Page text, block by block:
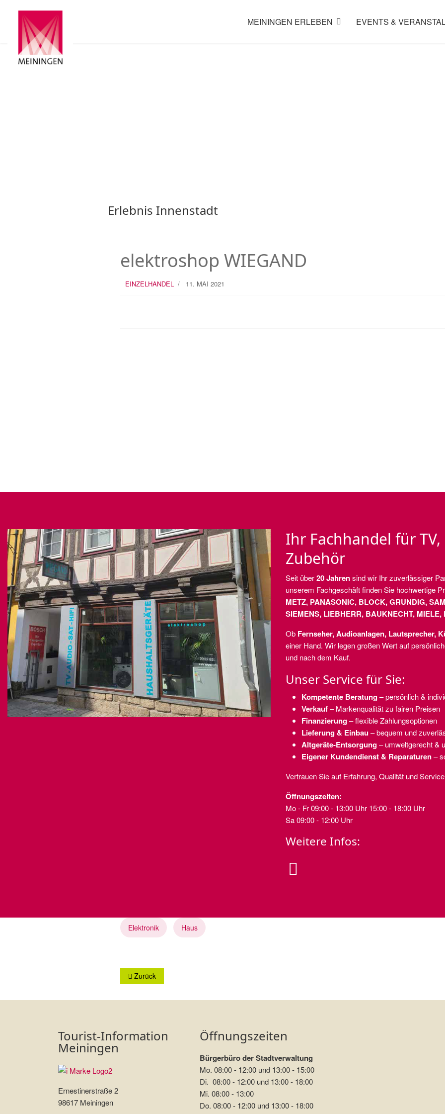
MEININGEN ERLEBEN EVENTS &
Erlebnis Innenstadt
elektroshop WIEGAND
EINZELHANDEL 11. MAI 2021
Ihr Fachhandel für
Zubehör
Seit über20 Jahrensind wir Ihr zuverlässiger
unserem Fachgeschäft finden Sie hochwertige
METZ, PANASONIC, BLOCK, GRUNDIG,
SIEMENS, LIEBHERR, BAUKNECHT, MIELE,
Ob Fernseher, Audioanlagen, Lautsprecher,
einer Hand. Wir legen großen Wert auf
und nach dem Kauf.
Unser Service für Sie:
Kompetente Beratung– persönlich &
Verkauf– Markenqualität zu fairen Preisen
Finanzierung– flexible Zahlungsoptionen
Lieferung & Einbau– bequem und
Altgeräte-Entsorgung– umweltgerecht &
Eigener Kundendienst & Reparaturen–
Vertrauen Sie auf Erfahrung, Qualität und
Öffnungszeiten:
Mo - Fr 09:00 - 13:00 Uhr 15:00 - 18:00 Uhr
Sa 09:00 - 12:00 Uhr
Weitere Infos:
Elektronik Haus
Vorheriger Beitrag: Fleischerei Sabine Kutzner
Zurück
Tourist-Information
Meiningen
Ernestinerstraße 2
98617 Meiningen
Öffnungszeiten
Bürgerbüro der Stadtverwaltung
Mo. 08:00 - 12:00 und 13:00 - 15:00
Di. 08:00 - 12:00 und 13:00 - 18:00
Mi. 08:00 - 13:00
Do. 08:00 - 12:00 und 13:00 - 18:00